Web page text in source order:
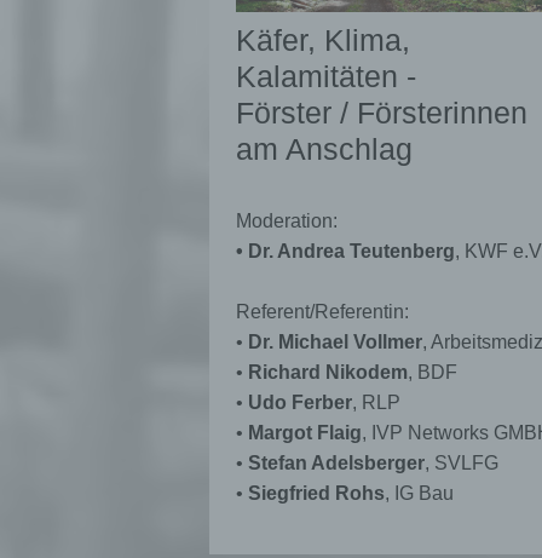
Käfer, Klima,
Kalamitäten -
Förster / Försterinnen
am Anschlag
Moderation:
• Dr. Andrea Teutenberg, KWF
Referent/Referentin:
• Dr. Michael Vollmer,
• Richard Nikodem, BDF
• Udo Ferber, RLP
• Margot Flaig, IVP Networks
• Stefan Adelsberger, SVLFG
• Siegfried Rohs, IG Bau